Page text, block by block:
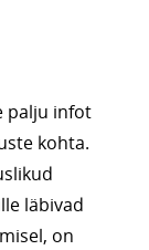
palju infot
kohta.
läbivad
on